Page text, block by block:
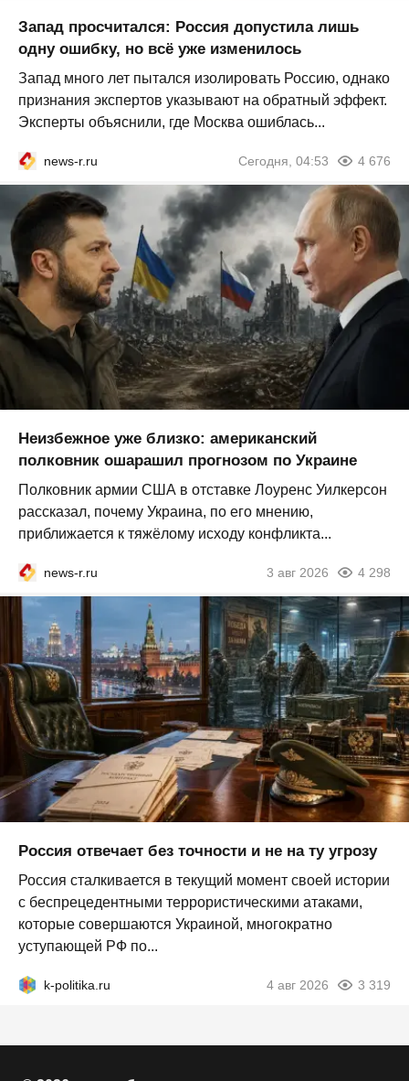
Запад просчитался: Россия допустила лишь
одну ошибку, но всё уже изменилось
Запад много лет пытался изолировать Россию, однако
признания экспертов указывают на обратный эффект.
Эксперты объяснили, где Москва ошиблась...
news-r.ru Сегодня, 04:53 4 676
Неизбежное уже близко: американский
полковник ошарашил прогнозом по Украине
Полковник армии США в отставке Лоуренс Уилкерсон
рассказал, почему Украина, по его мнению,
приближается к тяжёлому исходу конфликта...
news-r.ru 3 авг 2026 4 298
Россия отвечает без точности и не на ту угрозу
Россия сталкивается в текущий момент своей истории
с беспрецедентными террористическими атаками,
которые совершаются Украиной, многократно
уступающей РФ по...
k-politika.ru 4 авг 2026 3 319